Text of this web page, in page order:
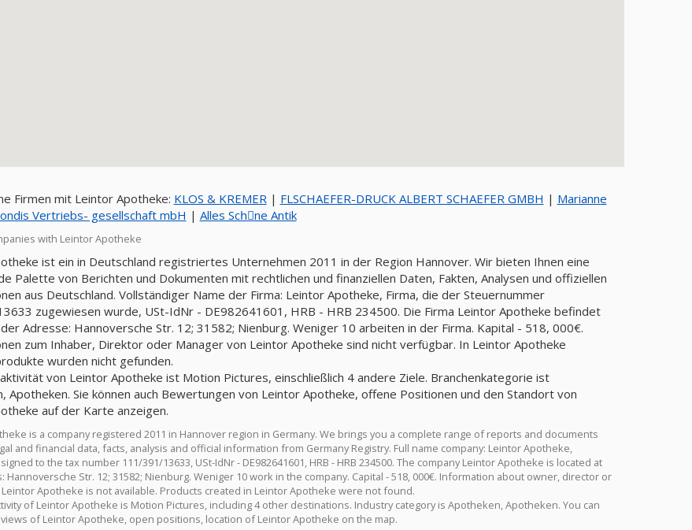
Firmen mit Leintor Apotheke: KLOS & KREMER| FLSCHAEFER-DRUCK ALBERT SCHAEFER GMBH | Marianne
Vertriebs- gesellschaft mbH | Alles Schِne Antik
with Leintor Apotheke
ist ein in Deutschland registriertes Unternehmen 2011 in der Region Hannover. Wir bieten Ihnen eine
Palette von Berichten und Dokumenten mit rechtlichen und finanziellen Daten, Fakten, Analysen und offiziellen
aus Deutschland. Vollständiger Name der Firma: Leintor Apotheke, Firma, die der Steuernummer
zugewiesen wurde, USt-IdNr - DE982641601, HRB - HRB 234500. Die Firma Leintor Apotheke befindet
Adresse: Hannoversche Str. 12; 31582; Nienburg. Weniger 10 arbeiten in der Firma. Kapital - 518, 000€.
zum Inhaber, Direktor oder Manager von Leintor Apotheke sind nicht verfügbar. In Leintor Apotheke
wurden nicht gefunden.
von Leintor Apotheke ist Motion Pictures, einschließlich 4 andere Ziele. Branchenkategorie ist
Apotheken. Sie können auch Bewertungen von Leintor Apotheke, offene Positionen und den Standort von
auf der Karte anzeigen.
is a company registered 2011 in Hannover region in Germany. We brings you a complete range of reports and documents
and financial data, facts, analysis and official information from Germany Registry. Full name company: Leintor Apotheke,
to the tax number 111/391/13633, USt-IdNr - DE982641601, HRB - HRB 234500. The company Leintor Apotheke is located at
Hannoversche Str. 12; 31582; Nienburg. Weniger 10 work in the company. Capital - 518, 000€. Information about owner, director or
Apotheke is not available. Products created in Leintor Apotheke were not found.
of Leintor Apotheke is Motion Pictures, including 4 other destinations. Industry category is Apotheken, Apotheken. You can
of Leintor Apotheke, open positions, location of Leintor Apotheke on the map.